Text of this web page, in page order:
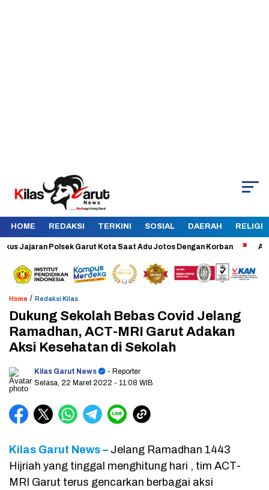
HOME REDAKSI TERKINI SOSIAL DAERAH RELIGI
Polsek Garut Kota Saat Adu Jotos Dengan Korban Aman dan
Home / Redaksi Kilas
Dukung Sekolah Bebas Covid Jelang
Ramadhan, ACT-MRI Garut Adakan
Aksi Kesehatan di Sekolah
Kilas Garut News
- Reporter
Selasa, 22 Maret 2022 - 11:08 WIB
Kilas Garut News – Jelang Ramadhan 1443
Hijriah yang tinggal menghitung hari , tim ACT-
MRI Garut terus gencarkan berbagai aksi